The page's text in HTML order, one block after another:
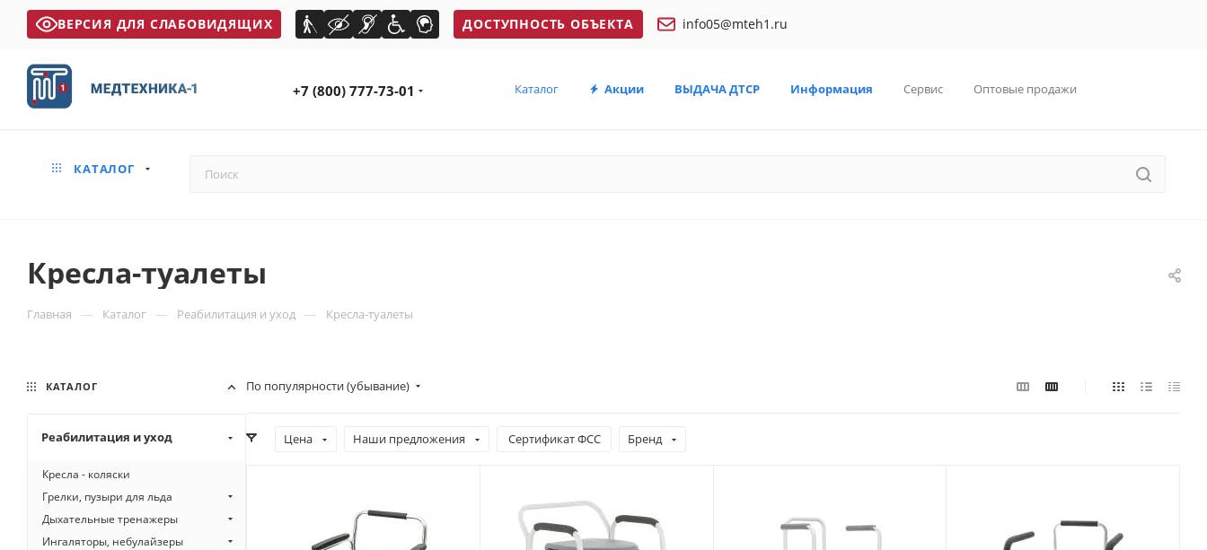
ВЕРСИЯ ДЛЯ СЛАБОВИДЯЩИХ ДОСТУПНОСТЬ ОБЪЕКТА info05@mteh1.ru
+7 (800) 777-73-01 Каталог Акции ВЫДАЧА ДТСР Информация Сервис Оптовые продажи
КАТАЛОГ
Кресла-туалеты
Главная — Каталог — Реабилитация и уход — Кресла-туалеты
По популярности (убывание)
Цена Наши предложения Сертификат ФСС Бренд
КАТАЛОГ
Реабилитация и уход
Кресла - коляски
Грелки, пузыри для льда
Дыхательные тренажеры
Ингаляторы, небулайзеры